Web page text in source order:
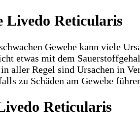
Livedo Reticularis
Gewebe kann viele
etwas mit dem
aller Regel sind Ursachen in
zu Schäden am Gewebe
Reticularis